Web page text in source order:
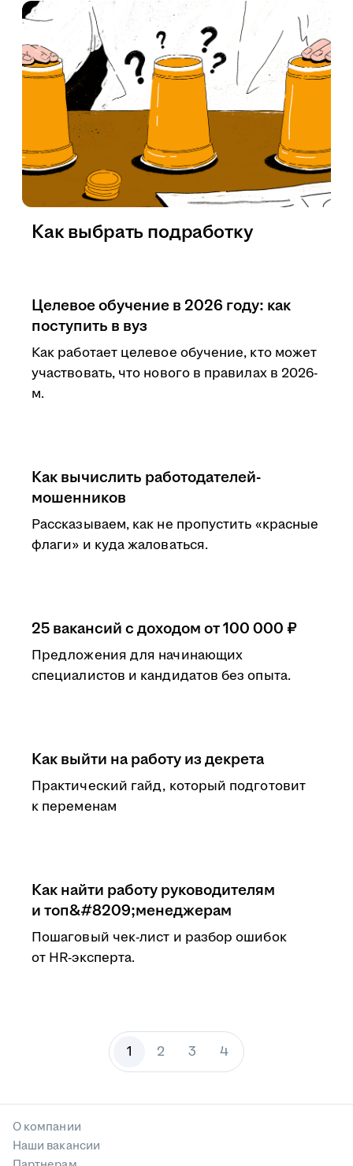
Как выбрать подработку
Целевое обучение в 2026 году: как
поступить в вуз
Как работает целевое обучение, кто может
участвовать, что нового в правилах в 2026-
м.
Как вычислить работодателей-
мошенников
Рассказываем, как не пропустить «красные
флаги» и куда жаловаться.
25 вакансий с доходом от 100 000 ₽
Предложения для начинающих
специалистов и кандидатов без опыта.
Как выйти на работу из декрета
Практический гайд, который подготовит
к переменам
Как найти работу руководителям
и топ&#8209;менеджерам
Пошаговый чек-лист и разбор ошибок
от HR-эксперта.
1 2 3 4
О компании
Наши вакансии